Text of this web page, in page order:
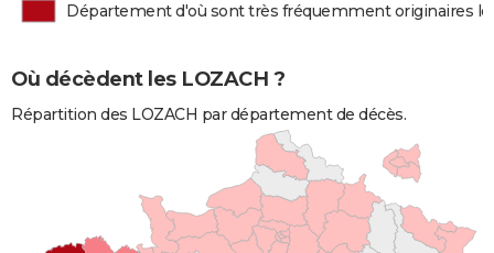
Département d'où sont très fréquemment originaires
Où décèdent les LOZACH ?
Répartition des LOZACH par département de décès.